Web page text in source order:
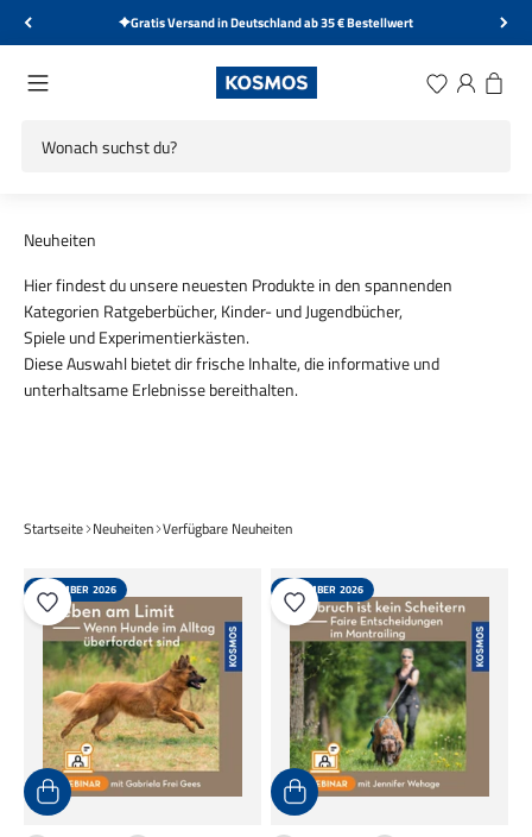
Zum Inhalt springen
Kostenlose Rücksendung innerhalb von 14 Tagen
Menü KOSMOS Verlag Wunschliste
Anmelden
Hier findest du unsere neuesten Produkte in den spannenden
Kategorien Ratgeberbücher,Kinder- und Jugendbücher,
SpieleundExperimentierkästen.
Diese Auswahl bietet dir frische Inhalte, die informative und
unterhaltsame Erlebnisse bereithalten.
Startseite Neuheiten Verfügbare Neuheiten
NOVEMBER 2026 NOVEMBER 2026